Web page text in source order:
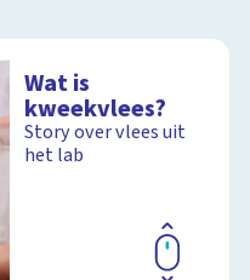
Wat is
kweekvlees?
Story over vlees uit
het lab